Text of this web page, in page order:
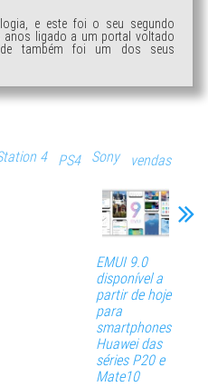
e este foi o seu segundo
anos ligado a um portal voltado
também foi um dos seus
4 PS4 Sony vendas
EMUI 9.0
disponível a
partir de hoje
para
smartphones
Huawei das
séries P20 e
Mate10